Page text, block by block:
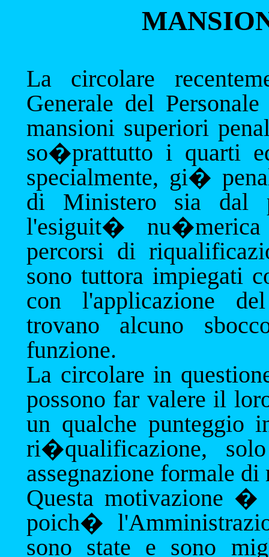
La circolare
Generale del
mansioni superiori
so�prattutto i quarti
specialmente, gi�
di Ministero sia dal
l'esiguit�
percorsi di
sono tuttora impiegati
con l'applicazione
trovano alcuno
funzione.
La circolare in
possono far valere il
un qualche
ri�qualificazione,
assegnazione formale
Questa motivazione �
poich�
sono state e sono